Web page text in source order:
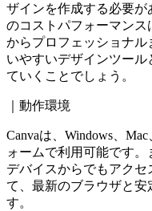
ザインを作成する必要が
のコストパフォーマン
からプロフェッショナ
いやすいデザインツー
ていくことでしょう。
｜動作環境
Canvaは、Windows、
ォームで利用可能です
デバイスからでもアク
て、最新のブラウザと
す。